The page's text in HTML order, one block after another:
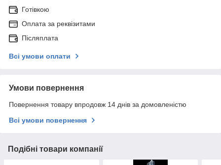
Готівкою
Оплата за реквізитами
Післяплата
Всі умови оплати
Умови повернення
Повернення товару впродовж 14 днів за домовленістю
Всі умови повернення
Подібні товари компанії